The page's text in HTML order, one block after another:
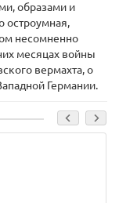
образами и
остроумная,
несомненно
месяцах войны
вермахта, о
Германии.